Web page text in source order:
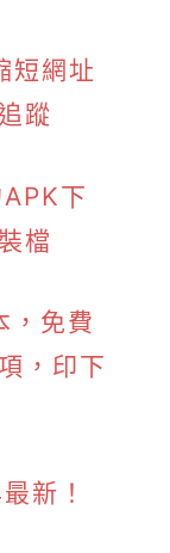
短網址
蹤
下
檔
免費
，印下
新！